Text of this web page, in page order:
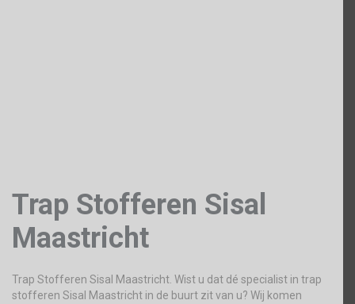
Trap Stofferen Sisal
Maastricht
Trap Stofferen Sisal Maastricht. Wist u dat dé specialist in trap
stofferen Sisal Maastricht in de buurt zit van u? Wij komen